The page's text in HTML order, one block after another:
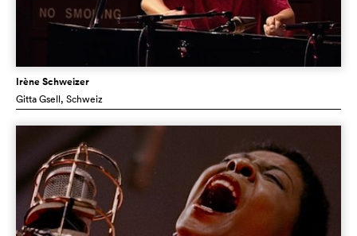
Irène Schweizer
Gitta Gsell, Schweiz